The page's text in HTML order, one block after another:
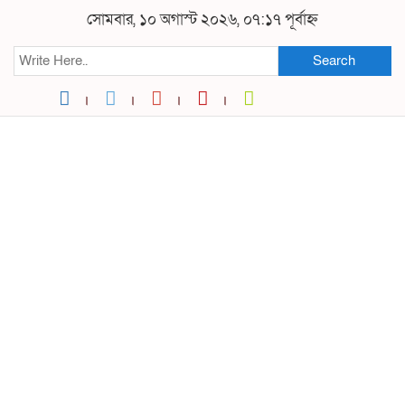
সোমবার, ১০ অগাস্ট ২০২৬, ০৭:১৭ পূর্বাহ্ন
Search